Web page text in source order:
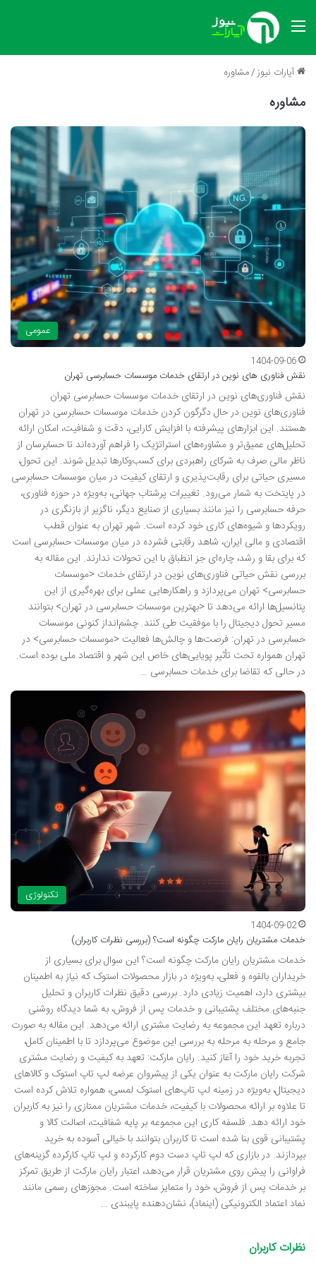
منو
آپارات نیوز/مشاوره
مشاوره
عمومی
1404-09-06
نقش فناوری های نوین در ارتقای خدمات موسسات حسابرسی تهران
نقش فناوری‌های نوین در ارتقای خدمات موسسات حسابرسی تهران
فناوری‌های نوین در حال دگرگون کردن خدمات موسسات حسابرسی در تهران
هستند. این ابزارهای پیشرفته با افزایش کارایی، دقت و شفافیت، امکان ارائه
تحلیل‌های عمیق‌تر و مشاوره‌های استراتژیک را فراهم آورده‌اند تا حسابرسان از
ناظر مالی صرف به شرکای راهبردی برای کسب‌وکارها تبدیل شوند. این تحول،
مسیری حیاتی برای رقابت‌پذیری و ارتقای کیفیت در میان موسسات حسابرسی
در پایتخت به شمار می‌رود. تغییرات پرشتاب جهانی، به‌ویژه در حوزه فناوری،
حرفه حسابرسی را نیز مانند بسیاری از صنایع دیگر، ناگزیر از بازنگری در
رویکردها و شیوه‌های کاری خود کرده است. شهر تهران به عنوان قطب
اقتصادی و مالی ایران، شاهد رقابتی فشرده در میان موسسات حسابرسی است
که برای بقا و رشد، چاره‌ای جز انطباق با این تحولات ندارند. این مقاله به
بررسی نقش حیاتی فناوری‌های نوین در ارتقای خدمات <موسسات
حسابرسی> تهران می‌پردازد و راهکارهایی عملی برای بهره‌گیری از این
پتانسیل‌ها ارائه می‌دهد تا <بهترین موسسات حسابرسی در تهران> بتوانند
مسیر تحول دیجیتال را با موفقیت طی کنند. چشم‌انداز کنونی موسسات
حسابرسی در تهران: فرصت‌ها و چالش‌ها فعالیت <موسسات حسابرسی> در
تهران همواره تحت تأثیر پویایی‌های خاص این شهر و اقتصاد ملی بوده است.
در حالی که تقاضا برای خدمات حسابرسی …
تکنولوژی
1404-09-02
خدمات مشتریان رایان مارکت چگونه است؟ (بررسی نظرات کاربران)
خدمات مشتریان رایان مارکت چگونه است؟ این سوال برای بسیاری از
خریداران بالقوه و فعلی، به‌ویژه در بازار محصولات استوک که نیاز به اطمینان
بیشتری دارد، اهمیت زیادی دارد. بررسی دقیق نظرات کاربران و تحلیل
جنبه‌های مختلف پشتیبانی و خدمات پس از فروش، به شما دیدگاه روشنی
درباره تعهد این مجموعه به رضایت مشتری ارائه می‌دهد. این مقاله به صورت
جامع و مرحله به مرحله به بررسی این موضوع می‌پردازد تا با اطمینان کامل،
تجربه خرید خود را آغاز کنید. رایان مارکت: تعهد به کیفیت و رضایت مشتری
شرکت رایان مارکت به عنوان یکی از پیشروان عرضه لپ تاپ استوک و کالاهای
دیجیتال، به‌ویژه در زمینه لپ تاپ‌های استوک لمسی، همواره تلاش کرده است
تا علاوه بر ارائه محصولات با کیفیت، خدمات مشتریان ممتازی را نیز به کاربران
خود ارائه دهد. فلسفه کاری این مجموعه بر پایه شفافیت، اصالت کالا و
پشتیبانی قوی بنا شده است تا کاربران بتوانند با خیالی آسوده به خرید
بپردازند. در بازاری که لپ تاپ دست دوم کارکرده و لپ تاپ کارکرده گزینه‌های
فراوانی را پیش روی مشتریان قرار می‌دهد، اعتبار رایان مارکت از طریق تمرکز
بر خدمات پس از فروش، خود را متمایز ساخته است. مجوزهای رسمی مانند
نماد اعتماد الکترونیکی (اینماد)، نشان‌دهنده پایبندی …
نظرات کاربران